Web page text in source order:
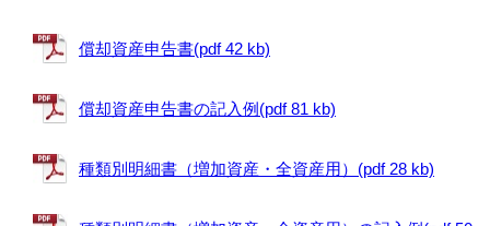
償却資産申告書(pdf 42 kb)
償却資産申告書の記入例(pdf 81 kb)
種類別明細書（増加資産・全資産用）(pdf 28 kb)